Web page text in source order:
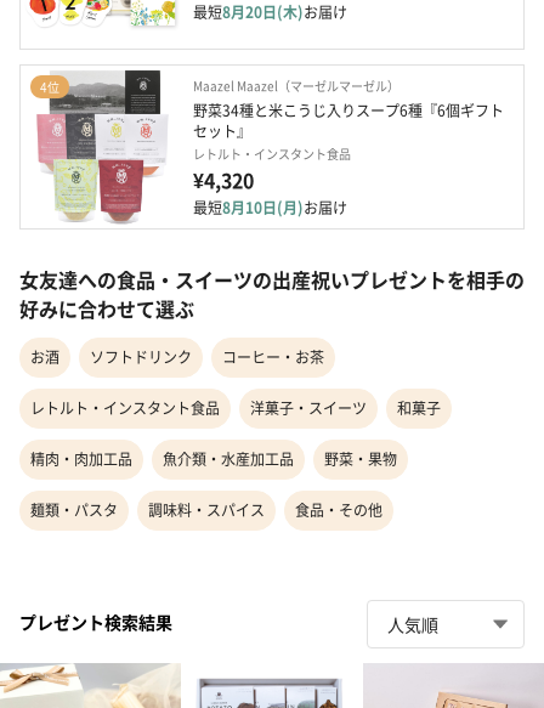
最短8月20日(木)お届け
4位 Maazel Maazel（マーゼルマーゼル）
野菜34種と米こうじ入りスープ6種『6個ギフト
セット』
レトルト・インスタント食品
¥4,320
最短8月10日(月)お届け
女友達への食品・スイーツの出産祝いプレゼントを相手の
好みに合わせて選ぶ
お酒 ソフトドリンク コーヒー・お茶
レトルト・インスタント食品 洋菓子・スイーツ 和菓子
精肉・肉加工品 魚介類・水産加工品 野菜・果物
麺類・パスタ 調味料・スパイス 食品・その他
プレゼント検索結果